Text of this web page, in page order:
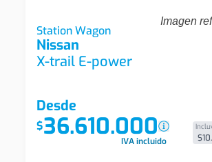
Imagen
Nissan X-Trail E-Power X-Trail
Power Awd Station Wagon
Station Wagon
Nissan
X-trail E-power
Desde
$36.610.000
IVA incluido